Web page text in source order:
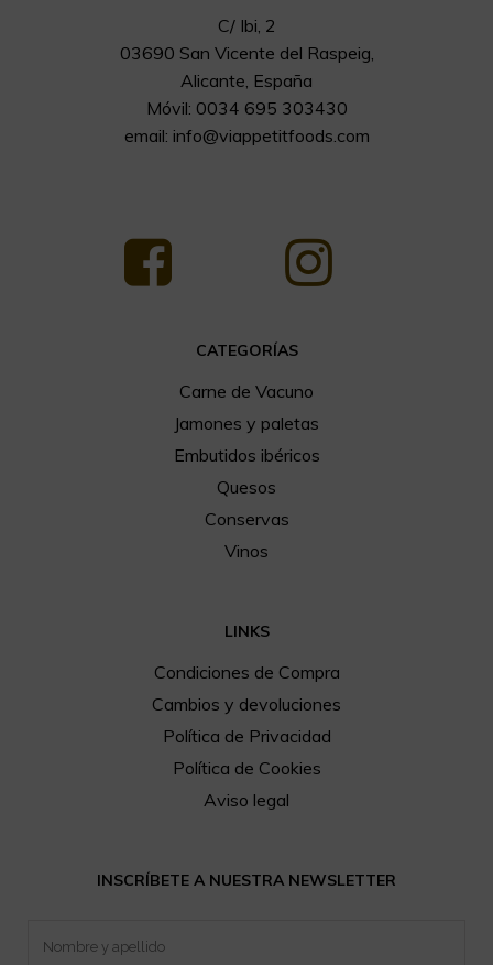
C/ Ibi, 2
03690 San Vicente del Raspeig,
Alicante, España
Móvil: 0034 695 303430
email: info@viappetitfoods.com
CATEGORÍAS
Carne de Vacuno
Jamones y paletas
Embutidos ibéricos
Quesos
Conservas
Vinos
LINKS
Condiciones de Compra
Cambios y devoluciones
Política de Privacidad
Política de Cookies
Aviso legal
INSCRÍBETE A NUESTRA NEWSLETTER